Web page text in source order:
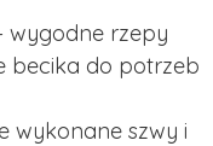
wygodne rzepy
becika do potrzeb
wykonane szwy i